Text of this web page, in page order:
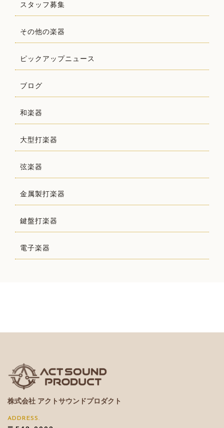
スタッフ募集
その他の楽器
ピックアップニュース
ブログ
和楽器
大型打楽器
弦楽器
金属製打楽器
鍵盤打楽器
電子楽器
株式会社 アクトサウンドプロダクト